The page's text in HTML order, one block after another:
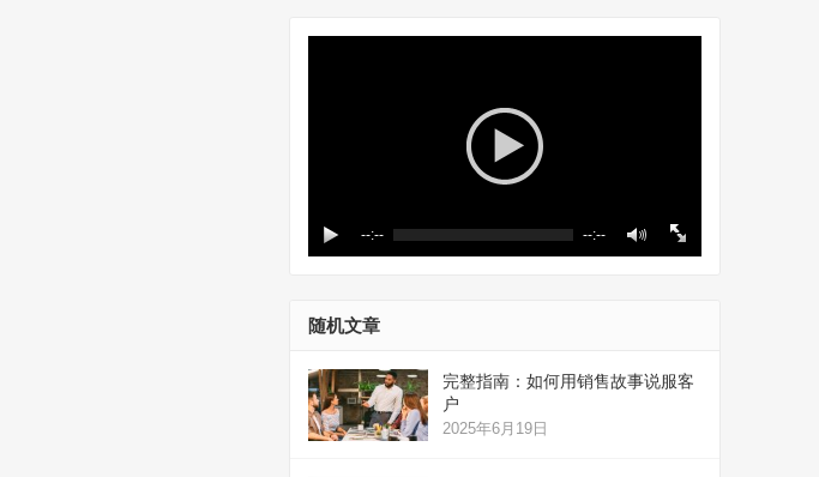
--:-- --:--
随机文章
完整指南：如何用销售故事说服客
户
2025年6月19日